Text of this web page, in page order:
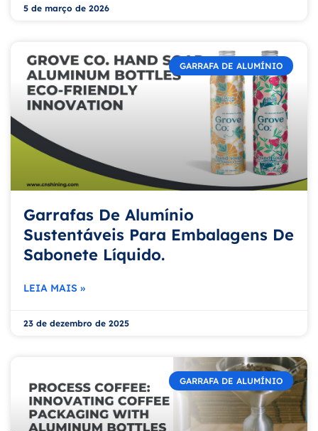
5 de março de 2026
GARRAFA DE ALUMÍNIO
Garrafas De Alumínio
Sustentáveis Para Embalagens De
Sabonete Líquido.
LEIA MAIS »
23 de dezembro de 2025
GARRAFA DE ALUMÍNIO